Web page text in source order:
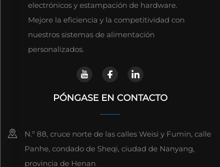
electrónicos y estampación de hardware.
Mejore la eficiencia y la competitividad con
nuestros sistemas de alimentación
personalizados.
PÓNGASE EN CONTACTO
N.º 88, cruce norte de las calles Weisi y Fumin, calle
Panhe, condado de Sheqi, ciudad de Nanyang,
provincia de Henan